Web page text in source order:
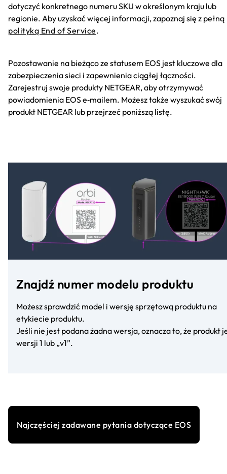
dotyczyć konkretnego numeru SKU w określonym kraju lub
regionie. Aby uzyskać więcej informacji, zapoznaj się z pełną
polityką End of Service.
Pozostawanie na bieżąco ze statusem EOS jest kluczowe dla
zabezpieczenia sieci i zapewnienia ciągłej łączności.
Zarejestruj swoje produkty NETGEAR, aby otrzymywać
powiadomienia EOS e‑mailem. Możesz także wyszukać swój
produkt NETGEAR lub przejrzeć poniższą listę.
Znajdź numer modelu produktu
Możesz sprawdzić model i wersję sprzętową produktu na
etykiecie produktu.
Jeśli nie jest podana żadna wersja, oznacza to, że produkt
wersji 1 lub „v1”.
Najczęściej zadawane pytania dotyczące EOS